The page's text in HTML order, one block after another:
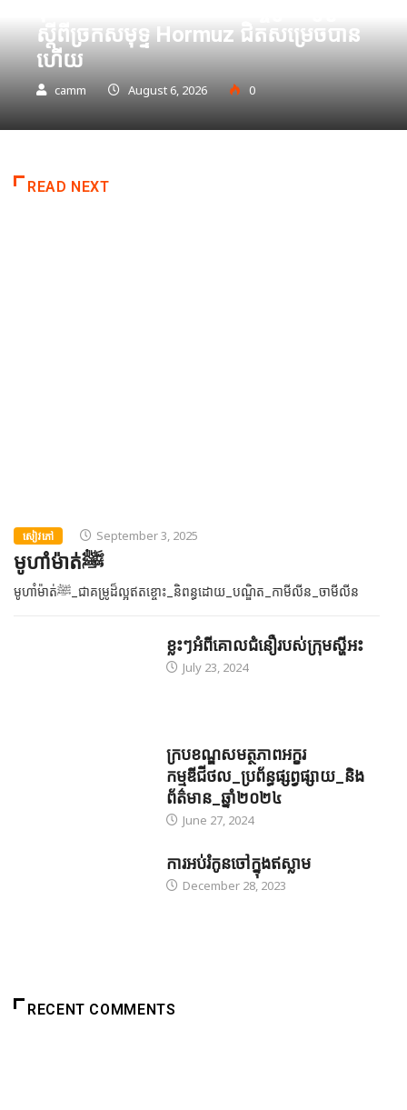
ស្តីពីច្រកសមុទ្ទ Hormuz ជិតសម្រេចបាន
ហើយ
camm August 6, 2026 0
READ NEXT
សៀវភៅ September 3, 2025
មូហាំម៉ាត់ﷺ
មូហាំម៉ាត់ﷺ_ជាគម្រូដ៏ល្អឥតខ្ចោះ_និពន្ធដោយ_បណ្ឌិត_កាមីលីន_ចាមីលីន
ខ្លះៗអំពីគោលជំនឿរបស់ក្រុមស្ហីអះ
July 23, 2024
ក្របខណ្ឌសមត្ថភាពអក្ខរ
កម្មឌីជីថល_ប្រព័ន្ធផ្សព្វផ្សាយ_និង
ព័ត៌មាន_ឆ្នាំ២០២៤
June 27, 2024
ការអប់រំកូនចៅក្នុងឥស្លាម
December 28, 2023
RECENT COMMENTS